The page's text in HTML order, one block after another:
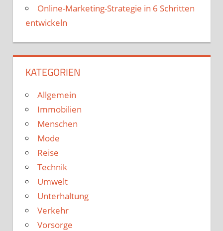
Online-Marketing-Strategie in 6 Schritten
entwickeln
KATEGORIEN
Allgemein
Immobilien
Menschen
Mode
Reise
Technik
Umwelt
Unterhaltung
Verkehr
Vorsorge